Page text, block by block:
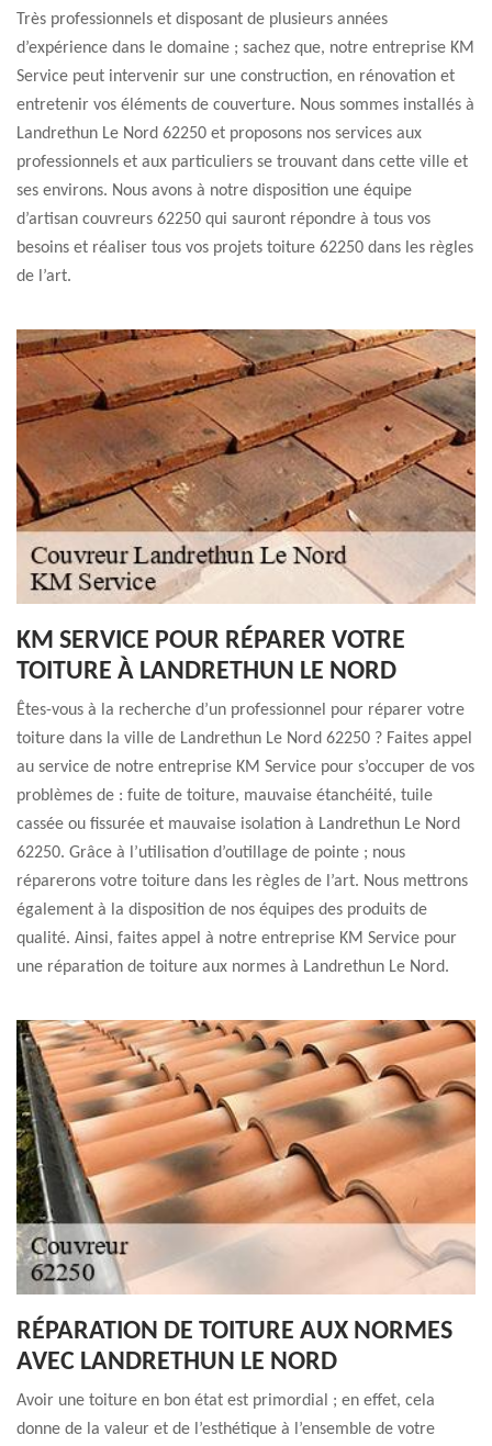
Très professionnels et disposant de plusieurs années
d’expérience dans le domaine ; sachez que, notre entreprise KM
Service peut intervenir sur une construction, en rénovation et
entretenir vos éléments de couverture. Nous sommes installés à
Landrethun Le Nord 62250 et proposons nos services aux
professionnels et aux particuliers se trouvant dans cette ville et
ses environs. Nous avons à notre disposition une équipe
d’artisan couvreurs 62250 qui sauront répondre à tous vos
besoins et réaliser tous vos projets toiture 62250 dans les règles
de l’art.
KM SERVICE POUR RÉPARER VOTRE
TOITURE À LANDRETHUN LE NORD
Êtes-vous à la recherche d’un professionnel pour réparer votre
toiture dans la ville de Landrethun Le Nord 62250 ? Faites appel
au service de notre entreprise KM Service pour s’occuper de vos
problèmes de : fuite de toiture, mauvaise étanchéité, tuile
cassée ou fissurée et mauvaise isolation à Landrethun Le Nord
62250. Grâce à l’utilisation d’outillage de pointe ; nous
réparerons votre toiture dans les règles de l’art. Nous mettrons
également à la disposition de nos équipes des produits de
qualité. Ainsi, faites appel à notre entreprise KM Service pour
une réparation de toiture aux normes à Landrethun Le Nord.
RÉPARATION DE TOITURE AUX NORMES
AVEC LANDRETHUN LE NORD
Avoir une toiture en bon état est primordial ; en effet, cela
donne de la valeur et de l’esthétique à l’ensemble de votre